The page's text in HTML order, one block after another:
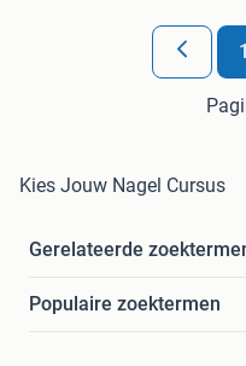
1
Kies Jouw Nagel Cursus
Gerelateerde
Populaire zoektermen